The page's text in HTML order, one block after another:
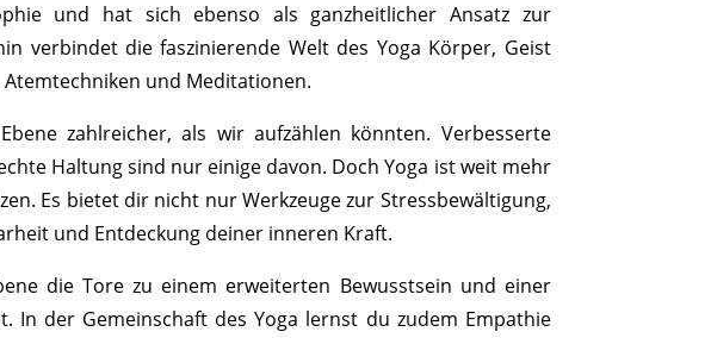
und hat sich ebenso als ganzheitlicher Ansatz zur
verbindet die faszinierende Welt des Yoga Körper, Geist
und Meditationen.
zahlreicher, als wir aufzählen könnten. Verbesserte
Haltung sind nur einige davon. Doch Yoga ist weit mehr
Es bietet dir nicht nur Werkzeuge zur Stressbewältigung,
und Entdeckung deiner inneren Kraft.
die Tore zu einem erweiterten Bewusstsein und einer
In der Gemeinschaft des Yoga lernst du zudem Empathie